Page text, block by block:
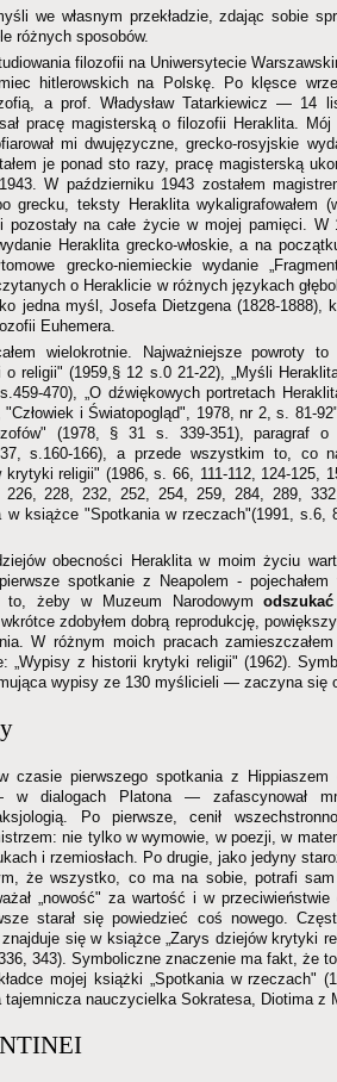
we własnym przekładzie, zdając sobie
różnych sposobów.
filozofii na Uniwersytecie
hitlerowskich na Polskę. Po klęsce
a prof. Władysław Tatarkiewicz — 14
pracę magisterską o filozofii Heraklita.
mi dwujęzyczne, grecko-rosyjskie
je ponad sto razy, pracę magisterską
W październiku 1943 zostałem
grecku, teksty Heraklita wykaligrafowałem
pozostały na całe życie w mojej pamięci. W
Heraklita grecko-włoskie, a na
grecko-niemieckie wydanie
o Heraklicie w różnych językach
jedna myśl, Josefa Dietzgena (1828-1888),
Euhemera.
wielokrotnie. Najważniejsze powroty
o religii" (1959,§ 12 s.0 21-22), „Myśli
470), „O dźwiękowych portretach
"Człowiek i Światopogląd", 1978, nr 2, s. 81-
(1978, § 31 s. 339-351), paragraf o
37, s.160-166), a przede wszystkim to, co
religii" (1986, s. 66, 111-112, 124-125,
226, 228, 232, 252, 254, 259, 284, 289,
w książce "Spotkania w rzeczach"(1991, s.6,
obecności Heraklita w moim życiu
spotkanie z Neapolem -
żeby w Muzeum Narodowym
zdobyłem dobrą reprodukcję,
W różnym moich pracach
„Wypisy z historii krytyki religii" (1962).
wypisy ze 130 myślicieli — zaczyna się
czasie pierwszego spotkania z Hippiaszem
dialogach Platona — zafascynował
Po pierwsze, cenił
nie tylko w wymowie, w poezji, w
i rzemiosłach. Po drugie, jako jedyny
że wszystko, co ma na sobie, potrafi sam
„nowość" za wartość i w
starał się powiedzieć coś nowego.
się w książce „Zarys dziejów krytyki
343). Symboliczne znaczenie ma fakt, że
mojej książki „Spotkania w rzeczach"
tajemnicza nauczycielka Sokratesa, Diotima z